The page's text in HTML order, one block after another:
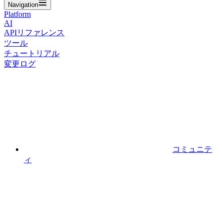
Navigation
Platform
AI
APIリファレンス
ツール
チュートリアル
変更ログ
コミュニテ
ィ